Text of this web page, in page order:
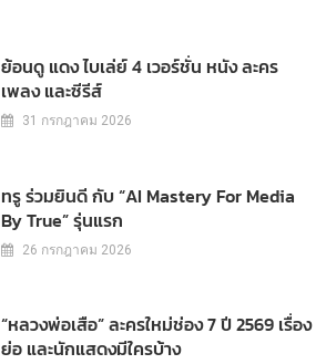
ย้อนดู แดง ไบเล่ย์ 4 เวอร์ชั่น หนัง ละคร
เพลง และซีรีส์
31 กรกฎาคม 2026
ทรู ร่วมยินดี กับ “AI Mastery For Media
By True” รุ่นแรก
26 กรกฎาคม 2026
“หลวงพ่อเสือ” ละครใหม่ช่อง 7 ปี 2569 เรื่อง
ย่อ และนักแสดงมีใครบ้าง